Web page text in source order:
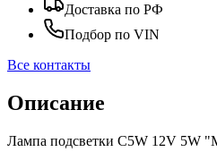
Доставка по РФ
Подбор по VIN
Все контакты
Описание
Лампа подсветки C5W 12V 5W